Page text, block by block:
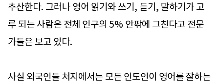
추산한다. 그러나 영어 읽기와 쓰기, 듣기, 말하기가 고
루 되는 사람은 전체 인구의 5% 안팎에 그친다고 전문
가들은 보고 있다.
사실 외국인들 처지에서는 모든 인도인이 영어를 잘하는